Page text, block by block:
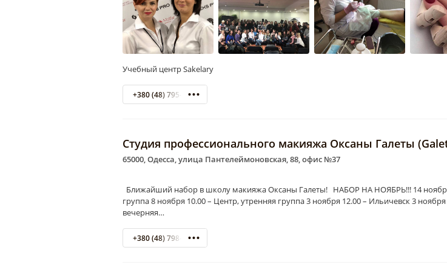
Учебный центр Sakelary
+380 (48) 795-00-96
Студия профессионального макияжа Оксаны Галеты
65000, Одесса, улица Пантелеймоновская, 88, офис №37
Ближайший набор в школу макияжа Оксаны Галеты! НАБОР НА НОЯБРЬ!!! 14
группа 8 ноября 10.00 – Центр, утренняя группа 3 ноября 12.00 – Ильичевск 3
вечерняя…
+380 (48) 798-17-46